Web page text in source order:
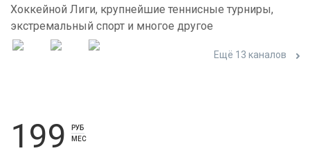
Хоккейной Лиги, крупнейшие теннисные турниры,
экстремальный спорт и многое другое
Ещё 13 каналов
199
РУБ
МЕС